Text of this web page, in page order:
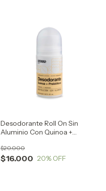
Desodorante Roll On Sin
Aluminio Con Quinoa +
$16.000
$20.000
20% OFF